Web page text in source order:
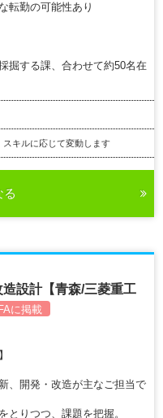
転勤の可能性あり
掘する課、合わせて約50名在
キルに応じて変動します
る
設計【青森/三菱重工
に掲載
、開発・改造が主なご担当で
とりつつ、課題を把握。